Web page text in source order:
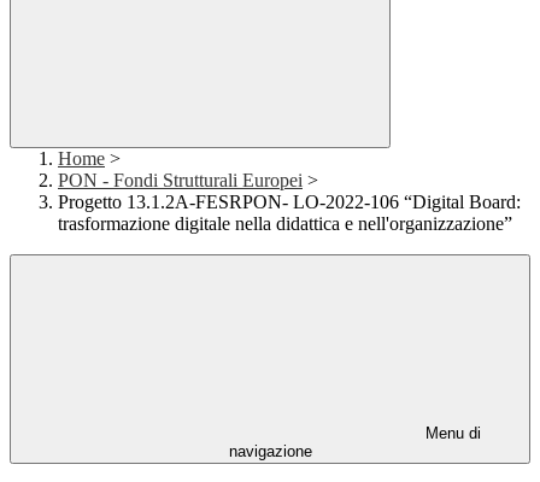
Home >
PON - Fondi Strutturali Europei >
Progetto 13.1.2A-FESRPON- LO-2022-106 “Digital Board:
trasformazione digitale nella didattica e nell'organizzazione”
Menu di
navigazione